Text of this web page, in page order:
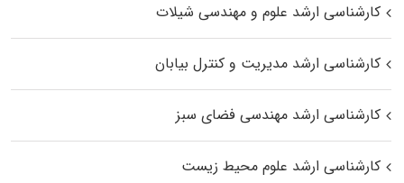
کارشناسی ارشد علوم و مهندسی شیلات
کارشناسی ارشد مدیریت و کنترل بیابان
کارشناسی ارشد مهندسی فضای سبز
کارشناسی ارشد علوم محیط‌ زیست